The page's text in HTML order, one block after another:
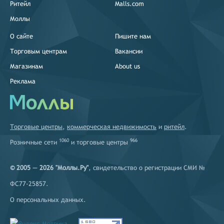
Ритейл
Моллы
Malls.com
О сайте
Торговым центрам
Магазинам
Реклама
Пишите нам
Вакансии
About us
Торговые центры, коммерческая недвижимость и ритейл.
Розничные сети 1060 и торговые центры 966
© 2005 — 2026 "Моллы.Ру", свидетельство о регистрации СМИ №
ФС77-25857.
О персональных данных.